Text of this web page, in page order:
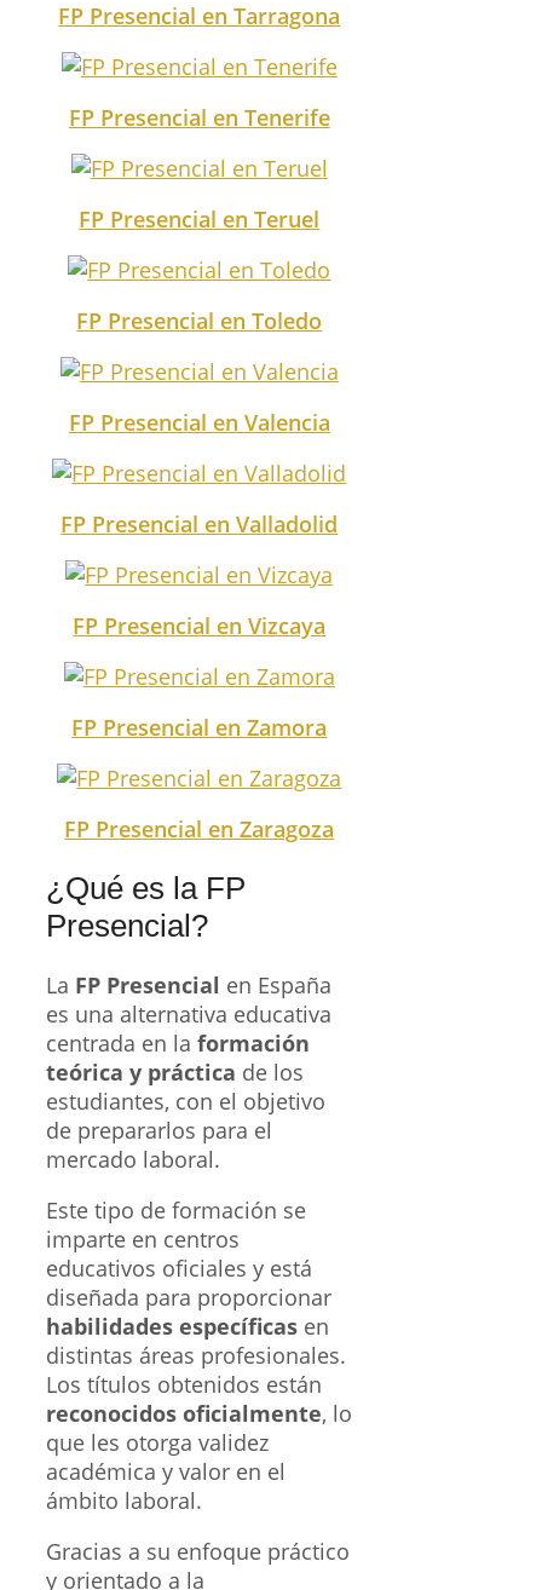
FP Presencial en Tarragona
FP Presencial en Tenerife
FP Presencial en Teruel
FP Presencial en Toledo
FP Presencial en Valencia
FP Presencial en Valladolid
FP Presencial en Vizcaya
FP Presencial en Zamora
FP Presencial en Zaragoza
¿Qué es la FP
Presencial?
La FP Presencial en España
es una alternativa educativa
centrada en la formación
teórica y práctica de los
estudiantes, con el objetivo
de prepararlos para el
mercado laboral.
Este tipo de formación se
imparte en centros
educativos oficiales y está
diseñada para proporcionar
habilidades específicas en
distintas áreas profesionales.
Los títulos obtenidos están
reconocidos oficialmente, lo
que les otorga validez
académica y valor en el
ámbito laboral.
Gracias a su enfoque práctico
y orientado a la